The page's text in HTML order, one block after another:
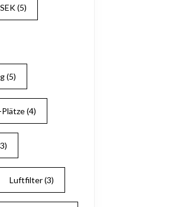
(5)
(5)
(4)
Luftfilter(3)